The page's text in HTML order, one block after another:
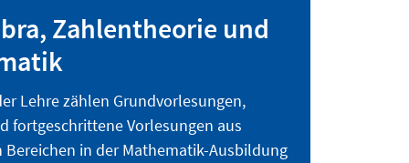
Zahlentheorie und
Lehre zählen Grundvorlesungen,
fortgeschrittene Vorlesungen aus
in der Mathematik-Ausbildung